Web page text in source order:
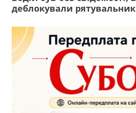
деблокували